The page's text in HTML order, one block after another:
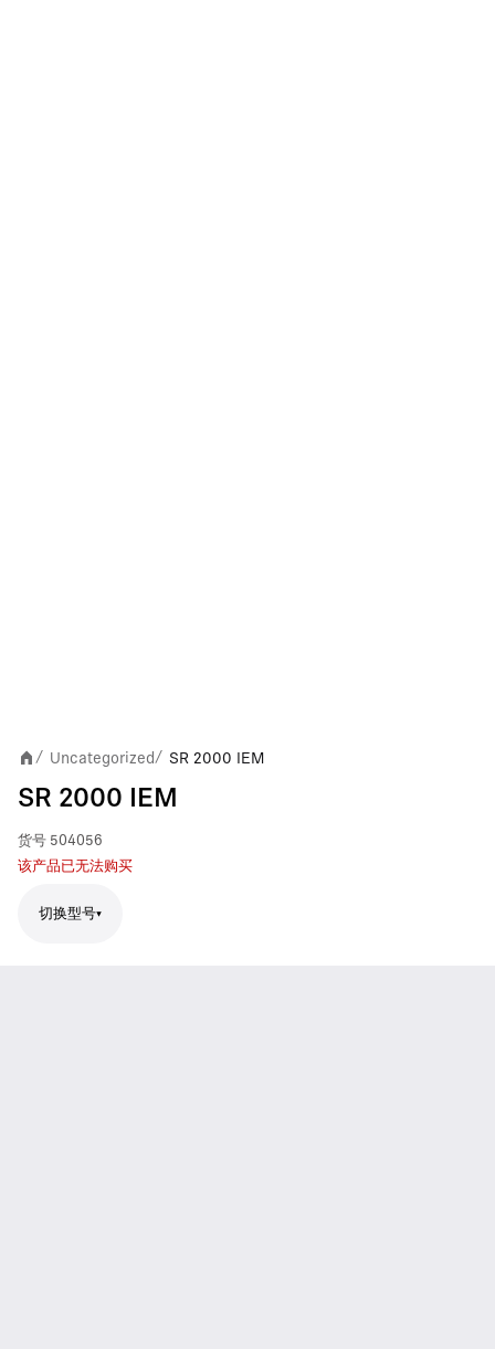
/ Uncategorized / SR 2000 IEM
SR 2000 IEM
货号 504056
该产品已无法购买
切换型号